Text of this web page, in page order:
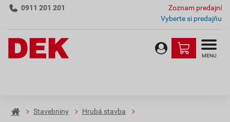
0911 201 201
Zoznam predajní
Vyberte si predajňu
MENU
Stavebniny
Hrubá stavba